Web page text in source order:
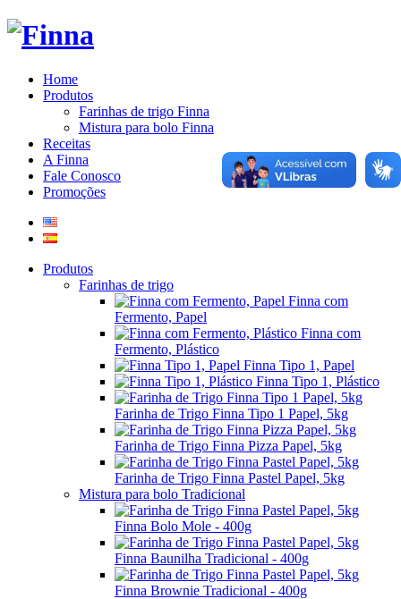
Home
Produtos
Farinhas de trigo Finna
Mistura para bolo Finna
Receitas
A Finna
Fale Conosco
Promoções
Produtos
Farinhas de trigo
Finna com
Fermento, Papel
Finna com
Fermento, Plástico
Finna Tipo 1, Papel
Finna Tipo 1, Plástico
Farinha de Trigo Finna Tipo 1 Papel, 5kg
Farinha de Trigo Finna Pizza Papel, 5kg
Farinha de Trigo Finna Pastel Papel, 5kg
Mistura para bolo Tradicional
Finna Bolo Mole - 400g
Finna Baunilha Tradicional - 400g
Finna Brownie Tradicional - 400g